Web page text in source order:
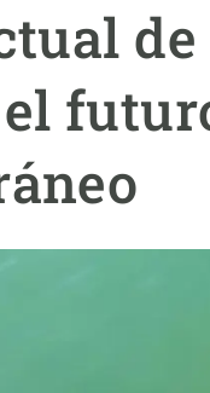
Biodiversidad
Funcionamento de
Temas